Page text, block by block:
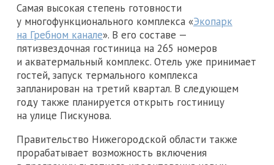
Самая высокая степень готовности
у многофункционального комплекса «Экопарк
на Гребном канале». В его составе —
пятизвездочная гостиница на 265 номеров
и акватермальный комплекс. Отель уже принимает
гостей, запуск термального комплекса
запланирован на третий квартал. В следующем
году также планируется открыть гостиницу
на улице Пискунова.
Правительство Нижегородской области также
прорабатывает возможность включения